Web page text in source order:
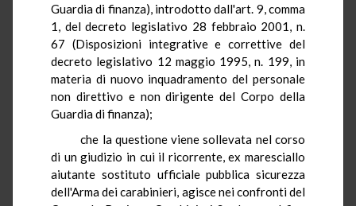
Guardia di finanza), introdotto dall'art. 9, comma
1, del decreto legislativo 28 febbraio 2001, n.
67 (Disposizioni integrative e correttive del
decreto legislativo 12 maggio 1995, n. 199, in
materia di nuovo inquadramento del personale
non direttivo e non dirigente del Corpo della
Guardia di finanza);
che la questione viene sollevata nel corso
di un giudizio in cui il ricorrente, ex maresciallo
aiutante sostituto ufficiale pubblica sicurezza
dell'Arma dei carabinieri, agisce nei confronti del